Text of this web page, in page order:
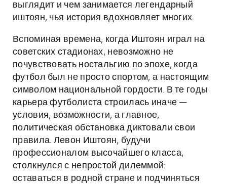
выглядит и чем занимается легендарный
иштоян, чья история вдохновляет многих.
Вспоминая времена, когда Иштоян играл на
советских стадионах, невозможно не
почувствовать ностальгию по эпохе, когда
футбол был не просто спортом, а настоящим
символом национальной гордости. В те годы
карьера футболиста строилась иначе —
условия, возможности, а главное,
политическая обстановка диктовали свои
правила. Левон Иштоян, будучи
профессионалом высочайшего класса,
столкнулся с непростой дилеммой:
оставаться в родной стране и подчиняться